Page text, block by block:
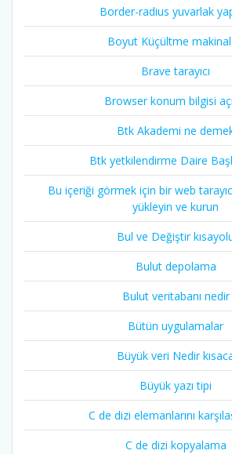
Border-radius yuvarlak
Boyut Küçültme
Brave tarayıcı
Browser konum bilgisi
Btk Akademi ne
Btk yetkilendirme Daire
Bu içeriği görmek için bir web
yükleyin ve kurun
Bul ve Değiştir
Bulut depolama
Bulut veritabanı nedir
Bütün uygulamalar
Büyük veri Nedir
Büyük yazı tipi
C de dizi elemanlarını
C de dizi kopyalama